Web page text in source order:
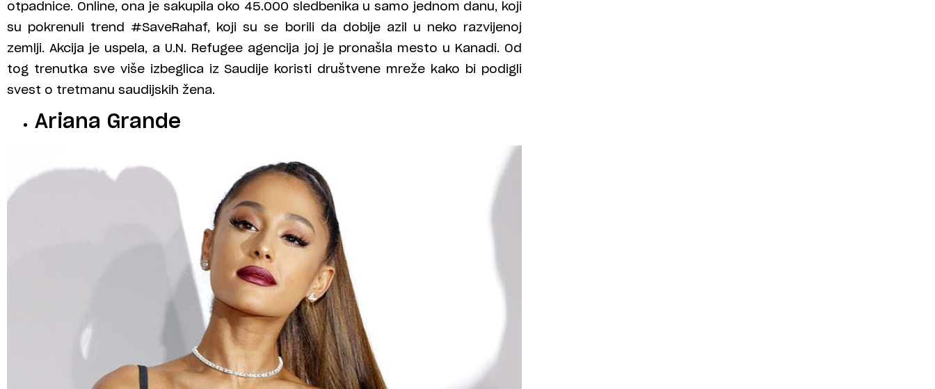
otpadnice. Online, ona je sakupila oko 45.000 sledbenika u samo jednom danu, koji
su pokrenuli trend #SaveRahaf, koji su se borili da dobije azil u neko razvijenoj
zemlji. Akcija je uspela, a U.N. Refugee agencija joj je pronašla mesto u Kanadi. Od
tog trenutka sve više izbeglica iz Saudije koristi društvene mreže kako bi podigli
svest o tretmanu saudijskih žena.
Ariana Grande